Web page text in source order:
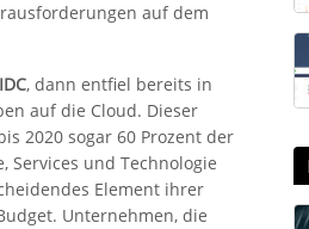
auf dem
, dann entfiel bereits in
auf die Cloud. Dieser
2020 sogar 60 Prozent der
Services und Technologie
Element ihrer
Unternehmen, die